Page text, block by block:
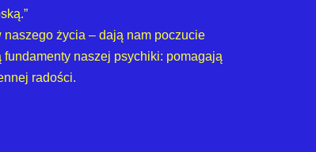
życia – dają nam poczucie
naszej psychiki: pomagają
radości.